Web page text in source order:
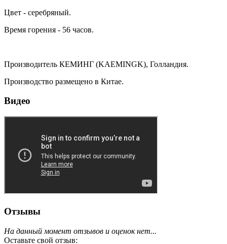
Цвет - серебряный.
Время горения - 56 часов.
Производитель КЕМИНГ (KAEMINGK), Голландия.
Производство размещено в Китае.
Видео
Отзывы
На данный момент отзывов и оценок нет...
Оставьте свой отзыв: